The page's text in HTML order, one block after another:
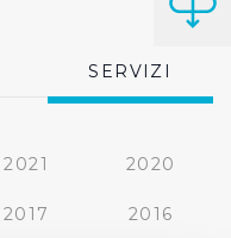
SERVIZI
2021 2020
2017 2016